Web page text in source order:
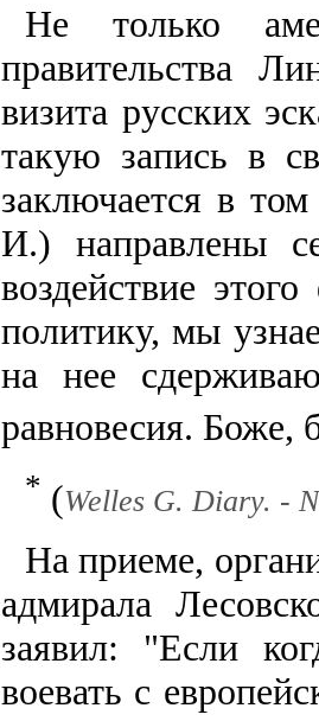
Не только
правительства
визита русских
такую запись в
заключается в
И.) направлены
воздействие
политику, мы
на нее
равновесия. Боже,
* (Welles G. Diary. -
На приеме,
адмирала
заявил: "Если
воевать с